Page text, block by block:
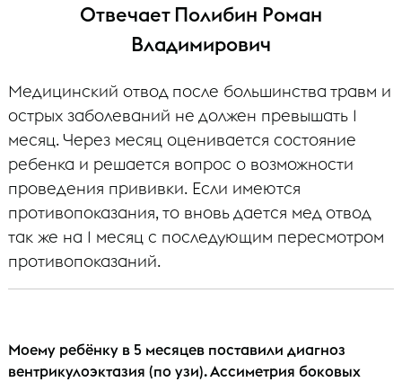
Отвечает Полибин Роман
Владимирович
Медицинский отвод после большинства травм и
острых заболеваний не должен превышать 1
месяц. Через месяц оценивается состояние
ребенка и решается вопрос о возможности
проведения прививки. Если имеются
противопоказания, то вновь дается мед отвод
так же на 1 месяц с последующим пересмотром
противопоказаний.
Моему ребёнку в 5 месяцев поставили диагноз
вентрикулоэктазия (по узи). Ассиметрия боковых